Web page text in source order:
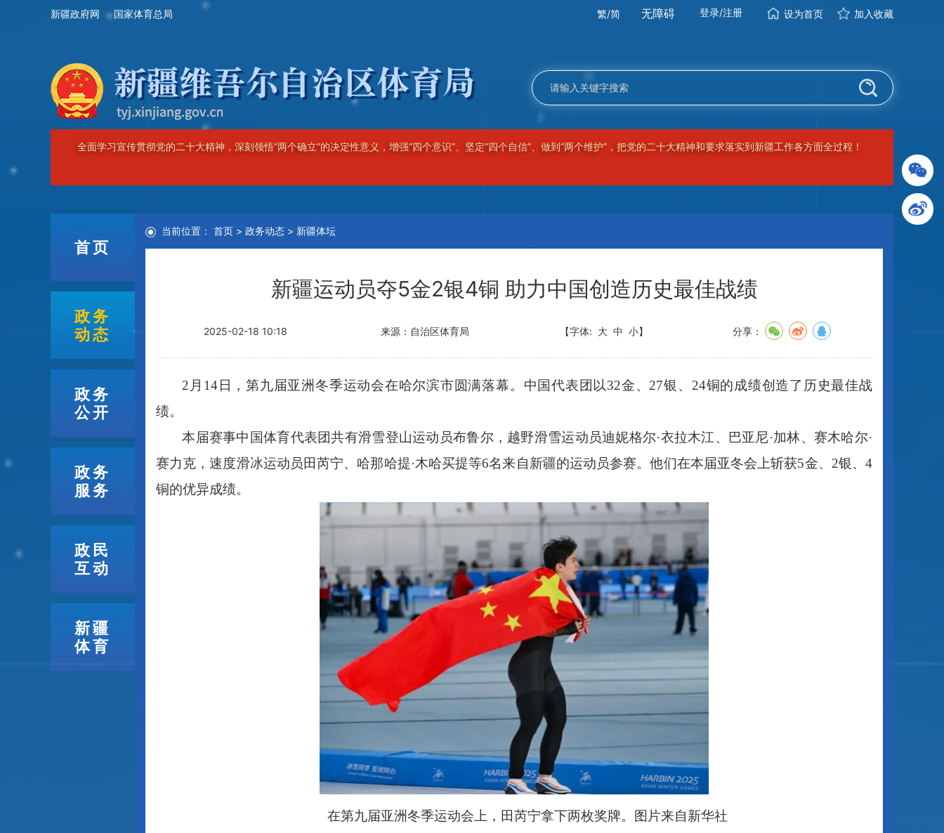
新疆政府网 国家体育总局 加入收藏
设为首页
登录/注册
无障碍
繁/简
坚持以习近平新时代中国特色社会主义思想为指导，完整准确贯彻新时代党的治疆方略，牢牢扭住社会稳定和长治久安总目标，坚持依法治疆、团结稳疆、文化润疆、富民兴疆、长期建
首页
政务
动态
政务
公开
政务
服务
政民
互动
新疆
体育
当前位置： 首页 > 政务动态 > 新疆体坛
新疆运动员夺5金2银4铜 助力中国创造历史最佳战绩
2025-02-18 10:18 来源：自治区体育局 【字体: 大 中 小】 分享：
2月14日，第九届亚洲冬季运动会在哈尔滨市圆满落幕。中国代表团以32金、27银、24铜的成绩创造了历史最佳战
绩。
本届赛事中国体育代表团共有滑雪登山运动员布鲁尔，越野滑雪运动员迪妮格尔·衣拉木江、巴亚尼·加林、赛木哈尔·
赛力克，速度滑冰运动员田芮宁、哈那哈提·木哈买提等6名来自新疆的运动员参赛。他们在本届亚冬会上斩获5金、2银、4
铜的优异成绩。
在第九届亚洲冬季运动会上，田芮宁拿下两枚奖牌。图片来自新华社